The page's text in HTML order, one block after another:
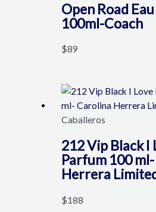
Open Road
100ml-Coach
$89
Caballeros
212 Vip Black I
Parfum 100
Herrera
$188